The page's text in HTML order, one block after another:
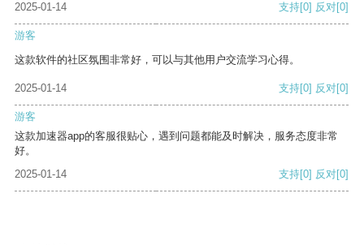
2025-01-14 支持[0] 反对[0]
游客
这款软件的社区氛围非常好，可以与其他用户交流学习心得。
2025-01-14 支持[0] 反对[0]
游客
这款加速器app的客服很贴心，遇到问题都能及时解决，服务态度非常
好。
2025-01-14
支持[0] 反对[0]